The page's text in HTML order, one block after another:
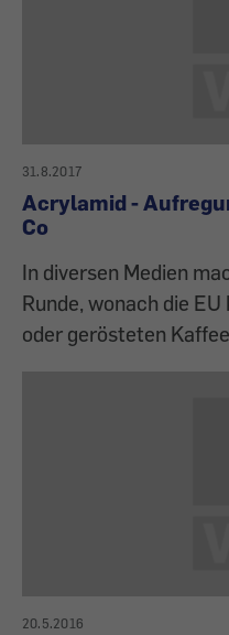
31.8.2017
Acrylamid -
Co
In diversen Medien
Runde, wonach die
oder gerösteten
20.5.2016